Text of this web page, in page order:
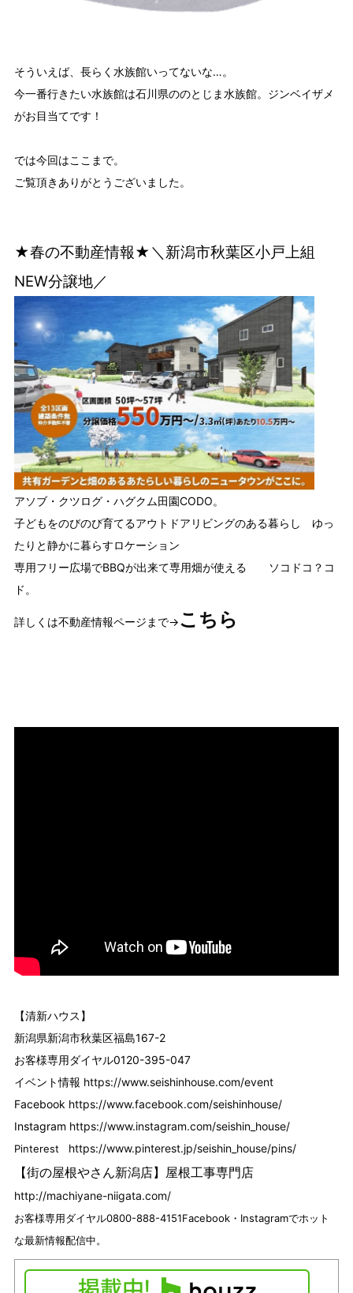
そういえば、長らく水族館いってないな…。
今一番行きたい水族館は石川県ののとじま水族館。ジンベイザメ
がお目当てです！
では今回はここまで。
ご覧頂きありがとうございました。
★春の不動産情報★＼新潟市秋葉区小戸上組
NEW分譲地／
アソブ・クツログ・ハグクム田園CODO。
子どもをのびのび育てるアウトドアリビングのある暮らし ゆっ
たりと静かに暮らすロケーション
専用フリー広場でBBQが出来て専用畑が使える ソコドコ？コ
ド。
詳しくは不動産情報ページまで→こちら
【清新ハウス】
新潟県新潟市秋葉区福島167-2
お客様専用ダイヤル0120-395-047
イベント情報 https://www.seishinhouse.com/event
Facebook https://www.facebook.com/seishinhouse/
Instagram https://www.instagram.com/seishin_house/
Pinterest https://www.pinterest.jp/seishin_house/pins/
【街の屋根やさん新潟店】 屋根工事専門店
http://machiyane-niigata.com/
お客様専用ダイヤル0800-888-4151Facebook・ Instagramでホット
な最新情報配信中。